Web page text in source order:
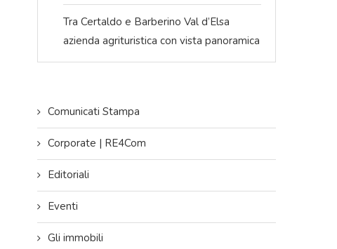
Tra Certaldo e Barberino Val d’Elsa
azienda agrituristica con vista panoramica
Comunicati Stampa
Corporate | RE4Com
Editoriali
Eventi
Gli immobili